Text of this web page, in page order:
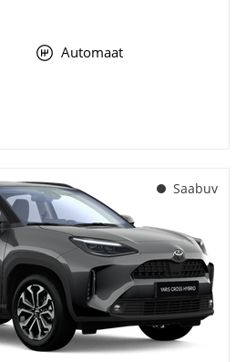
Automaat
Saabuv